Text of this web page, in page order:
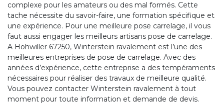
complexe pour les amateurs ou des mal formés. Cette
tache nécessite du savoir-faire, une formation spécifique et
une expérience. Pour une meilleure pose carrelage, il vous
faut aussi engager les meilleurs artisans pose de carrelage.
A Hohwiller 67250, Winterstein ravalement est l’une des
meilleures entreprises de pose de carrelage. Avec des
années d’expérience, cette entreprise a des tempéraments
nécessaires pour réaliser des travaux de meilleure qualité.
Vous pouvez contacter Winterstein ravalement à tout
moment pour toute information et demande de devis.